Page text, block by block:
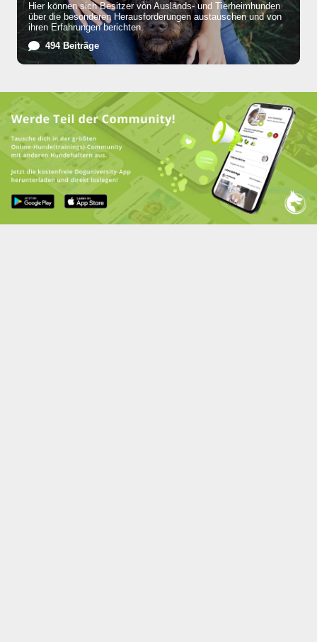
Hier können sich Besitzer von Auslands- und Tierheimhunden
über die besonderen Herausforderungen austauschen und von
ihren Erfahrungen berichten.
494 Beiträge